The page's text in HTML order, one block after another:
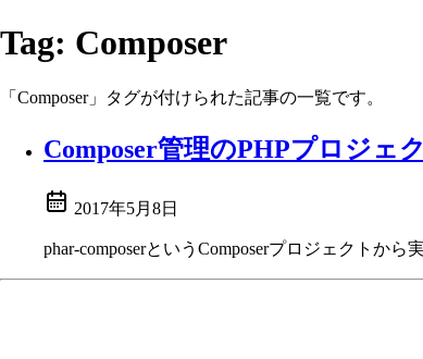
Tag: Composer
「Composer」タグが付けられた記事の一覧です。
Composer管理のPHPプロジェ
2017年5月8日
phar-composerというComposerプロジェクトか